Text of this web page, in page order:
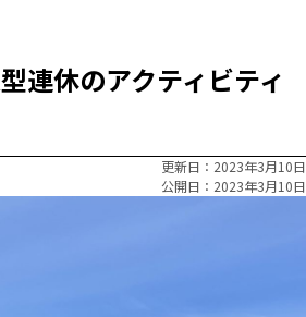
連休のアクティビティ
更新日
2023年3月10日
公開日
2023年3月10日